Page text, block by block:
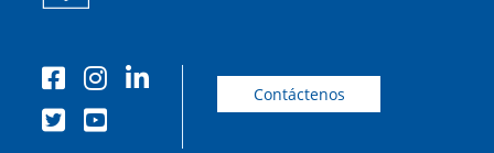
Contáctenos